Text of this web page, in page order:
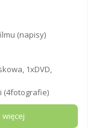
(napisy)
1xDVD,
(4fotografie)
więcej